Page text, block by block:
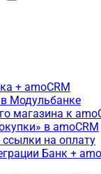
+ amoCRM
Модульбанке
магазина к
в amoCRM
на оплату
Банк +